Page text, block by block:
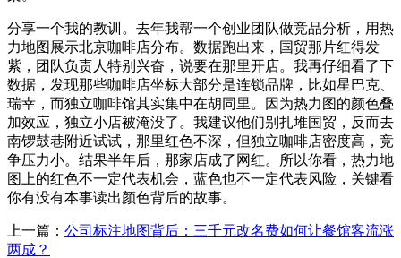
分享一个我的教训。去年我帮一个创业团队做竞品分析，用热
力地图展示北京咖啡店分布。数据跑出来，国贸那片红得发
紫，团队负责人特别兴奋，说要在那里开店。我再仔细看了下
数据，发现那些咖啡店坐标大部分是连锁品牌，比如星巴克、
瑞幸，而独立咖啡馆其实集中在胡同里。因为热力图的颜色叠
加效应，独立小店被淹没了。我建议他们别扎堆国贸，反而去
南锣鼓巷附近试试，那里红色不深，但独立咖啡店密度高，竞
争压力小。结果半年后，那家店成了网红。所以你看，热力地
图上的红色不一定代表机会，蓝色也不一定代表风险，关键看
你有没有本事读出颜色背后的故事。
上一篇： 公司标注地图背后：三千元改名费如何让餐馆客流涨
两成？